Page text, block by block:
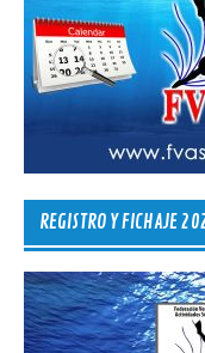
REGISTRO Y FICHAJE